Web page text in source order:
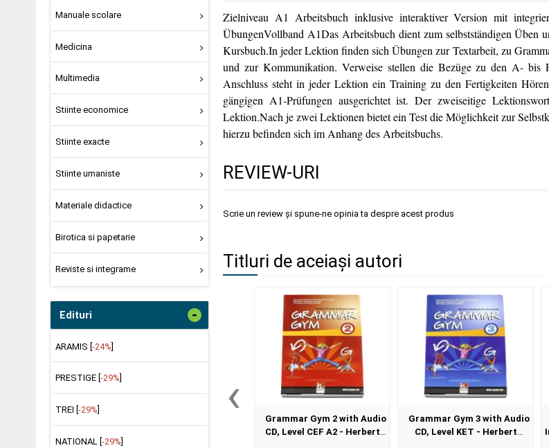
Manuale scolare
Medicina
Multimedia
Stiinte economice
Stiinte exacte
Stiinte umaniste
Materiale didactice
Birotica si papetarie
Reviste si integrame
Edituri -
ARAMIS [-24%]
PRESTIGE [ -29%
TREI [ -29%
NATIONAL [ -29%
Zielniveau A1 Arbeitsbuch inklusive interaktiver Version mit
ÜbungenVollband A1Das Arbeitsbuch dient zum selbstständigen Üben
Kursbuch.In jeder Lektion finden sich Übungen zur Textarbeit, zu
und zur Kommunikation. Verweise stellen die Bezüge zu den A- bis
Anschluss steht in jeder Lektion ein Training zu den Fertigkeiten
gängigen A1-Prüfungen ausgerichtet ist. Der zweiseitige
Lektion.Nach je zwei Lektionen bietet ein Test die Möglichkeit zur
hierzu befinden sich im Anhang des Arbeitsbuchs.
REVIEW-URI
Scrie un review și spune-ne opinia ta despre acest produs
Titluri de aceiași autori
‹
Grammar Gym 2 with Audio
CD, Level CEF A2 - Herbert
Grammar Gym 3 with Audio
CD, Level KET - Herbert